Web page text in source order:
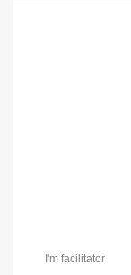
I'm facilitator